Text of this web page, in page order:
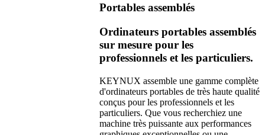
Portables assemblés
Ordinateurs portables assemblés
sur mesure pour les
professionnels et les particuliers.
KEYNUX assemble une gamme complète
d'ordinateurs portables de très haute qualité
conçus pour les professionnels et les
particuliers. Que vous recherchiez une
machine très puissante aux performances